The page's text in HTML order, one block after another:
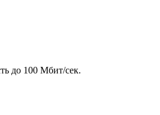
до 100 Мбит/сек.